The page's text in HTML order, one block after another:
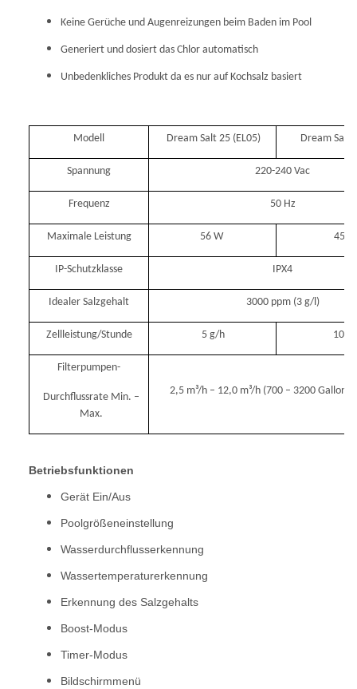
Keine Gerüche und Augenreizungen beim Baden im Pool
Generiert und dosiert das Chlor automatisch
Unbedenkliches Produkt da es nur auf Kochsalz basiert
Modell Dream Salt 25 (EL05) Dream Salt
Spannung 220-240 Vac
Frequenz 50 Hz
Maximale Leistung 56 W 45 W
IP-Schutzklasse IPX4
Idealer Salzgehalt 3000 ppm (3 g/l)
Zellleistung/Stunde 5 g/h 10
Filterpumpen-
Durchflussrate Min. –
Max.
2,5 m³/h – 12,0 m³/h (700 – 3200
Betriebsfunktionen
Gerät Ein/Aus
Poolgrößeneinstellung
Wasserdurchflusserkennung
Wassertemperaturerkennung
Erkennung des Salzgehalts
Boost-Modus
Timer-Modus
Bildschirmmenü